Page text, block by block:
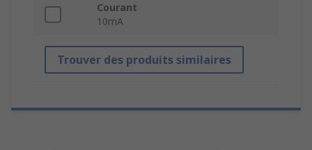
Courant
10mA
Trouver des produits similaires